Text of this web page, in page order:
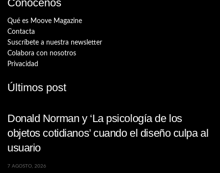
Conócenos
Qué es Moove Magazine
Contacta
Suscríbete a nuestra newsletter
Colabora con nosotros
Privacidad
Últimos post
Donald Norman y ‘La psicología de los
objetos cotidianos’ cuando el diseño culpa al
usuario
7 AGOSTO, 2026